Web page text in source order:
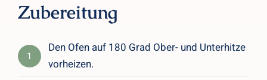
Zubereitung
1
Den Ofen auf 180 Grad Ober- und Unterhitze
vorheizen.